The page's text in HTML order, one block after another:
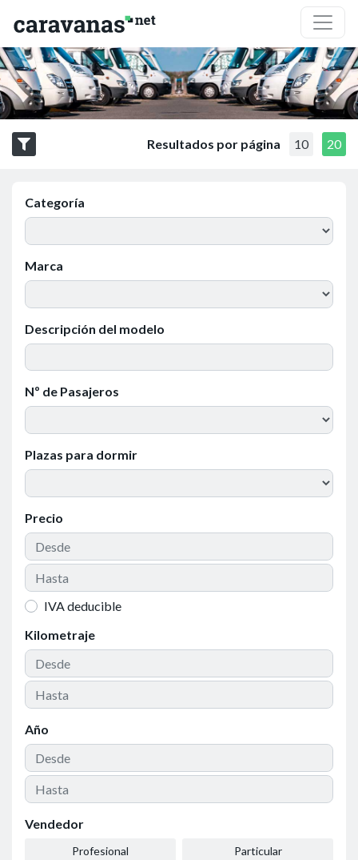
Resultados por página 10 20
Categoría
Marca
Descripción del modelo
Nº de Pasajeros
Plazas para dormir
Precio
IVA deducible
Kilometraje
Año
Vendedor
Profesional Particular